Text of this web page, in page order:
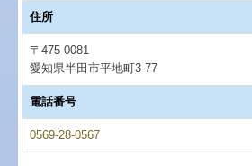
住所
〒475-0081
愛知県半田市平地町3-77
電話番号
0569-28-0567